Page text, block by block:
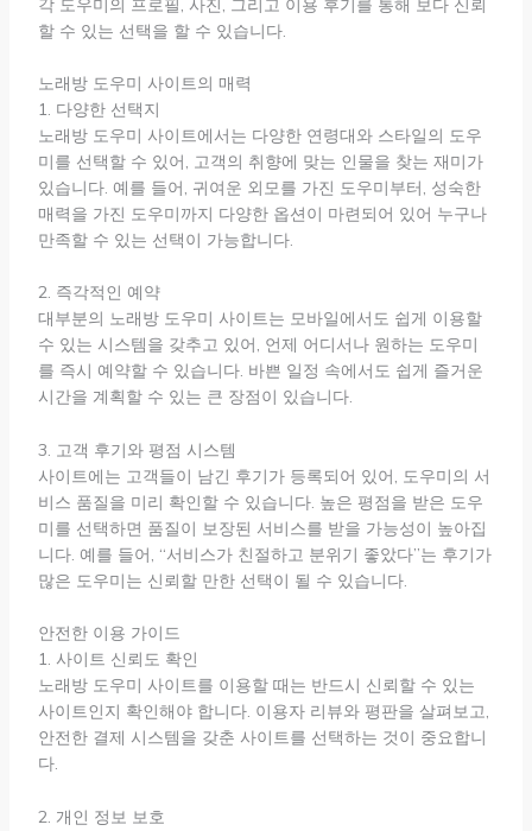
할 수 있는 선택을 할 수 있습니다.
노래방 도우미 사이트의 매력
1. 다양한 선택지
노래방 도우미 사이트에서는 다양한 연령대와 스타일의 도우
미를 선택할 수 있어, 고객의 취향에 맞는 인물을 찾는 재미가
있습니다. 예를 들어, 귀여운 외모를 가진 도우미부터, 성숙한
매력을 가진 도우미까지 다양한 옵션이 마련되어 있어 누구나
만족할 수 있는 선택이 가능합니다.
2. 즉각적인 예약
대부분의 노래방 도우미 사이트는 모바일에서도 쉽게 이용할
수 있는 시스템을 갖추고 있어, 언제 어디서나 원하는 도우미
를 즉시 예약할 수 있습니다. 바쁜 일정 속에서도 쉽게 즐거운
시간을 계획할 수 있는 큰 장점이 있습니다.
3. 고객 후기와 평점 시스템
사이트에는 고객들이 남긴 후기가 등록되어 있어, 도우미의 서
비스 품질을 미리 확인할 수 있습니다. 높은 평점을 받은 도우
미를 선택하면 품질이 보장된 서비스를 받을 가능성이 높아집
니다. 예를 들어, “서비스가 친절하고 분위기 좋았다”는 후기가
많은 도우미는 신뢰할 만한 선택이 될 수 있습니다.
안전한 이용 가이드
1. 사이트 신뢰도 확인
노래방 도우미 사이트를 이용할 때는 반드시 신뢰할 수 있는
사이트인지 확인해야 합니다. 이용자 리뷰와 평판을 살펴보고,
안전한 결제 시스템을 갖춘 사이트를 선택하는 것이 중요합니
다.
2. 개인 정보 보호